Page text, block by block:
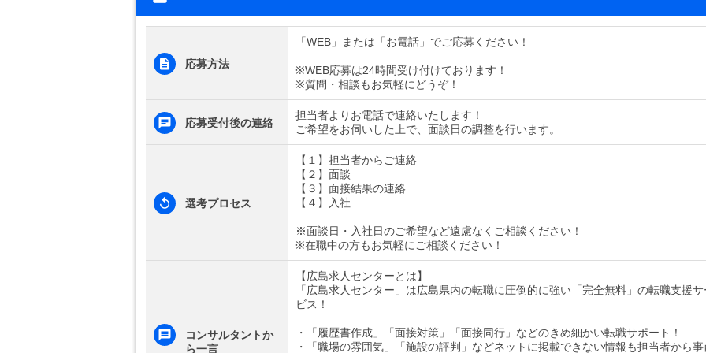
応募方法
「WEB」または「お電話」でご応募ください！
※WEB応募は24時間受け付けております！
※質問・相談もお気軽にどうぞ！
応募受付後の連絡
担当者よりお電話で連絡いたします！
ご希望をお伺いした上で、面談日の調整を行います。
選考プロセス
【１】担当者からご連絡
【２】面談
【３】面接結果の連絡
【４】入社
※面談日・入社日のご希望など遠慮なくご相談ください！
※在職中の方もお気軽にご相談ください！
コンサルタントか
ら一言
【広島求人センターとは】
「広島求人センター」は広島県内の転職に圧倒的に強い「完全無料」の転職支援サ
ビス！
・「履歴書作成」「面接対策」「面接同行」などのきめ細かい転職サポート！
・「職場の雰囲気」「施設の評判」などネットに掲載できない情報も担当者から事